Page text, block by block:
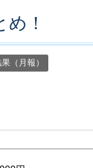
！
（月報）